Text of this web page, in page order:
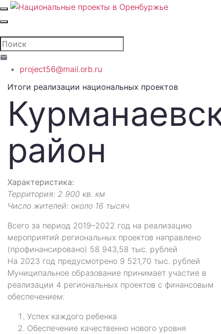
project56@mail.orb.ru
Итоги реализации национальных проектов
район
Характеристика:
Территория: 2 900 кв. км
Число жителей: около 16 тысяч
Всего за период 2019–2022 год на реализацию
мероприятий региональных проектов направлено
(профинансировано) 58 943,58 тыс. рублей
На 2023 год предусмотрено 9 521,70 тыс. рублей
Муниципальное образование принимает участие в
реализации 4 региональных проектов с финансовым
обеспечением:
Успех каждого ребенка
Обеспечение качественно нового уровня